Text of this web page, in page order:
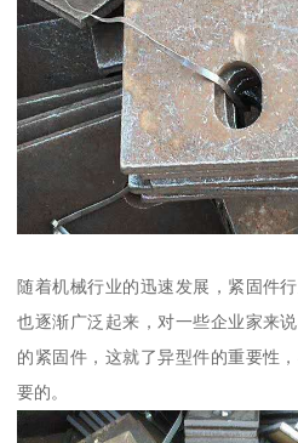
随着机械行业的迅速发展，紧固件
也逐渐广泛起来，对一些企业家来
的紧固件，这就了异型件的重要性
要的。